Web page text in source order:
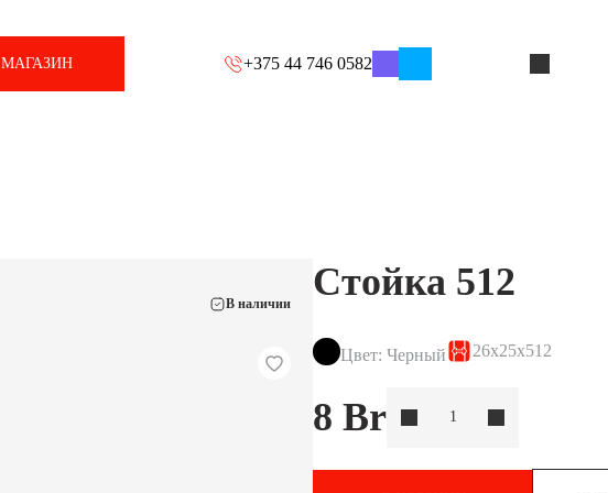
МАГАЗИН +375 44 746 0582
В наличии
Стойка 512
Цвет: Черный 26x25x512
8 Br